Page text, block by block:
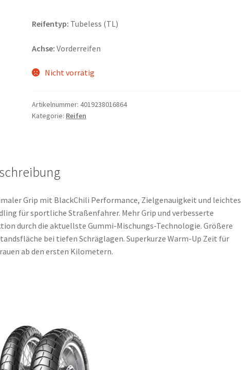
Reifentyp: Tubeless (TL)
Achse: Vorderreifen
Nicht vorrätig
Artikelnummer:4019238016864
Kategorie: Reifen
Grip mit BlackChili Performance, Zielgenauigkeit und leichtes
für sportliche Straßenfahrer. Mehr Grip und verbesserte
durch die aktuellste Gummi-Mischungs-Technologie. Größere
bei tiefen Schräglagen. Superkurze Warm-Up Zeit für
ab den ersten Kilometern.